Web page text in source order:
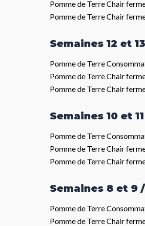
Pomme de Terre Chair
Pomme de Terre Chair
Semaines 12 et
Pomme de Terre
Pomme de Terre Chair
Pomme de Terre Chair
Semaines 10 et
Pomme de Terre
Pomme de Terre Chair
Pomme de Terre Chair
Semaines 8 et 9
Pomme de Terre
Pomme de Terre Chair